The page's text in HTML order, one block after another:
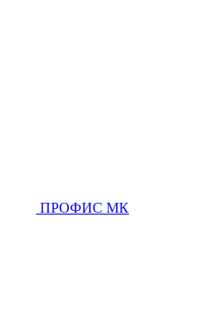
ПРОФИС МК